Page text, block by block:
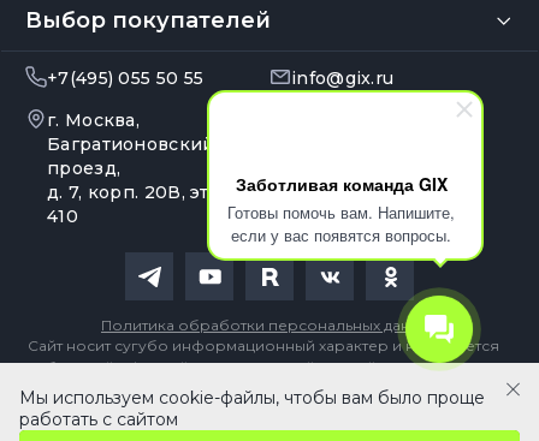
Заботливая команда GIX
Готовы помочь вам. Напишите,
если у вас появятся вопросы.
Выбор покупателей
+7(495) 055 50 55
info@gix.ru
г. Москва,
Багратионовский
проезд,
д. 7, корп. 20В, эт. 4, оф.
410
Сайт носит сугубо информационный характер и не является
публичной офертой, определяемой Статьей 437 (2) ГК РФ
Политика обработки персональных данных
В корзину
Мы используем cookie-файлы, чтобы вам было проще
работать с сайтом